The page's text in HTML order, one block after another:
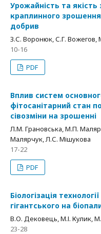
Урожайність та
краплинного
добрив
З.С. Воронюк, С.Г.
10-16
PDF
Вплив систем
фітосанітарний стан
сівозміни на зрошенні
Л.М. Грановська, М.П.
Малярчук, Л.С. Мішукова
17-22
PDF
Біологізація
гігантського на
В.О. Дековець, М.І. Кулик,
23-28